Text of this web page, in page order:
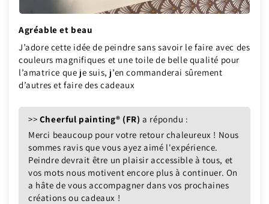
Agréable et beau
J’adore cette idée de peindre sans savoir le faire avec des
couleurs magnifiques et une toile de belle qualité pour
l’amatrice que je suis, j’en commanderai sûrement
d’autres et faire des cadeaux
>> Cheerful painting® (FR) a répondu :
Merci beaucoup pour votre retour chaleureux ! Nous
sommes ravis que vous ayez aimé l'expérience.
Peindre devrait être un plaisir accessible à tous, et
vos mots nous motivent encore plus à continuer. On
a hâte de vous accompagner dans vos prochaines
créations ou cadeaux !